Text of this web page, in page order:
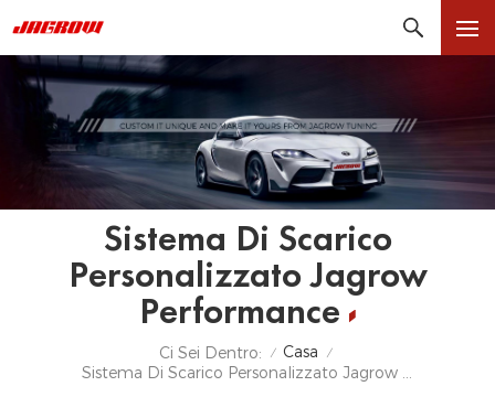
Sistema Di Scarico
Personalizzato Jagrow
Performance
Ci Sei Dentro: / Casa /